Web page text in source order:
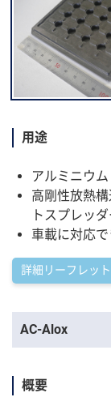
用途
アルミニウ
高剛性放熱
トスプレッ
車載に対応
詳細リーフレット
AC-Alox
概要